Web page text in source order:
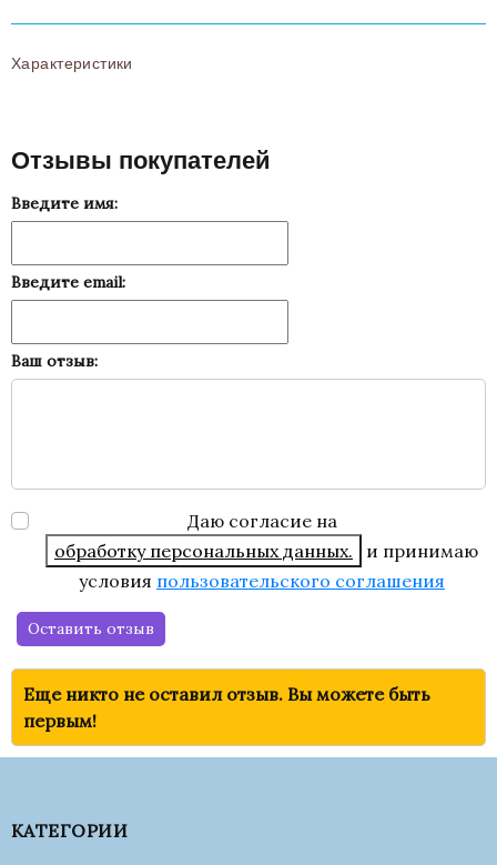
Характеристики
Отзывы покупателей
Введите имя:
Введите email:
Ваш отзыв:
Даю согласие на
обработку персональных данных.
и принимаю
условия пользовательского соглашения
Оставить отзыв
Еще никто не оставил отзыв. Вы можете быть
первым!
КАТЕГОРИИ